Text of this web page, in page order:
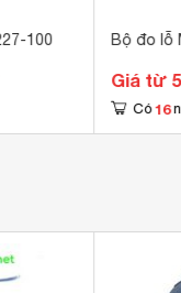
100 Bộ đo lỗ
Giá từ
Có 16